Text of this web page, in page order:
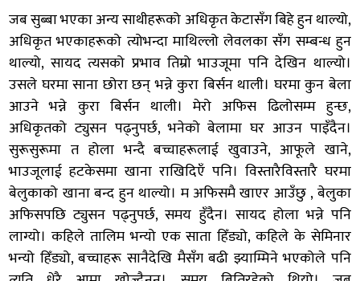
जब सुब्बा भएका अन्य साथीहरूको अधिकृत केटासँग बिहे हुन थाल्यो,
अधिकृत भएकाहरूको त्योभन्दा माथिल्लो लेवलका सँग सम्बन्ध हुन
थाल्यो, सायद त्यसको प्रभाव तिम्रो भाउजूमा पनि देखिन थाल्यो।
उसले घरमा साना छोरा छन् भन्ने कुरा बिर्सन थाली। घरमा कुन बेला
आउने भन्ने कुरा बिर्सन थाली। मेरो अफिस ढिलोसम्म हुन्छ,
अधिकृतको ट्युसन पढ्नुपर्छ, भनेको बेलामा घर आउन पाइँदैन।
सुरूसुरूमा त होला भन्दै बच्चाहरूलाई खुवाउने, आफूले खाने,
भाउजूलाई हटकेसमा खाना राखिदिएँ पनि। विस्तारैविस्तारै घरमा
बेलुकाको खाना बन्द हुन थाल्यो। म अफिसमै खाएर आउँछु , बेलुका
अफिसपछि ट्युसन पढ्नुपर्छ, समय हुँदैन। सायद होला भन्ने पनि
लाग्यो। कहिले तालिम भन्यो एक साता हिँड्यो, कहिले के सेमिनार
भन्यो हिँड्यो, बच्चाहरू सानैदेखि मैसँग बढी झ्याम्मिने भएकोले पनि